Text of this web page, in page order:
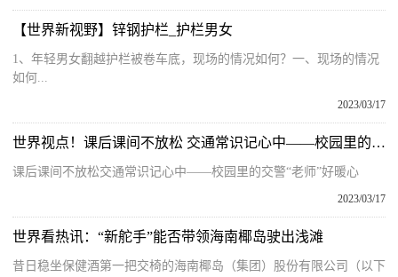
【世界新视野】锌钢护栏_护栏男女
1、年轻男女翻越护栏被卷车底，现场的情况如何？一、现场的情况
如何...
2023/03/17
世界视点！课后课间不放松 交通常识记心中——校园里的交警“老师”好暖心
课后课间不放松交通常识记心中——校园里的交警“老师”好暖心
2023/03/17
世界看热讯：“新舵手”能否带领海南椰岛驶出浅滩
昔日稳坐保健酒第一把交椅的海南椰岛（集团）股份有限公司（以下